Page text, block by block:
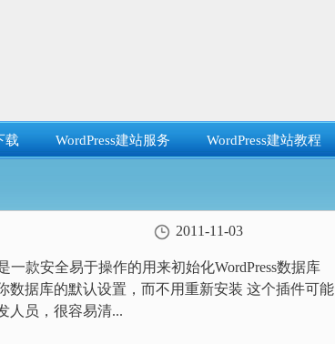
载 WordPress建站服务 WordPress建站教程
2011-11-03
是一款安全易于操作的用来初始化WordPress数据库
数据库的默认设置，而不用重新安装 这个插件可能
人员，很容易清...